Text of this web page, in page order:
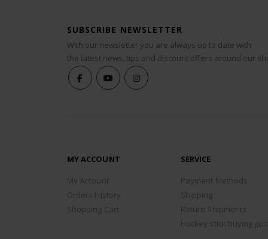
SUBSCRIBE NEWSLETTER
With our newsletter you are always up to date with
the latest news, tips and discount offers around our
MY ACCOUNT
My Account
Orders History
Shopping Cart
SERVICE
Payment Methods
Shipping
Return Shipments
Hockey stick buying